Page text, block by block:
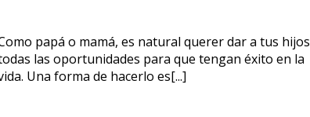
papá o mamá, es natural querer dar a tus hijos
las oportunidades para que tengan éxito en la
Una forma de hacerlo es[...]
La edad de su hijo/a